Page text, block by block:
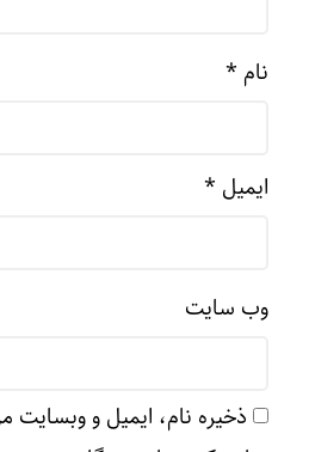
نام *
ایمیل *
وب‌ سایت
ذخیره نام، ایمیل و وبسایت